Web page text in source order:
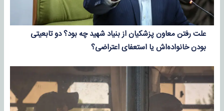
علت رفتن معاون پزشکیان از بنیاد شهید چه بود؟ دو تابعیتی
بودن خانواده‌اش یا استعفای اعتراضی؟